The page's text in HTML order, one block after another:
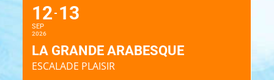
12
SEP
2026
13
LA GRANDE ARABESQUE
ESCALADE PLAISIR